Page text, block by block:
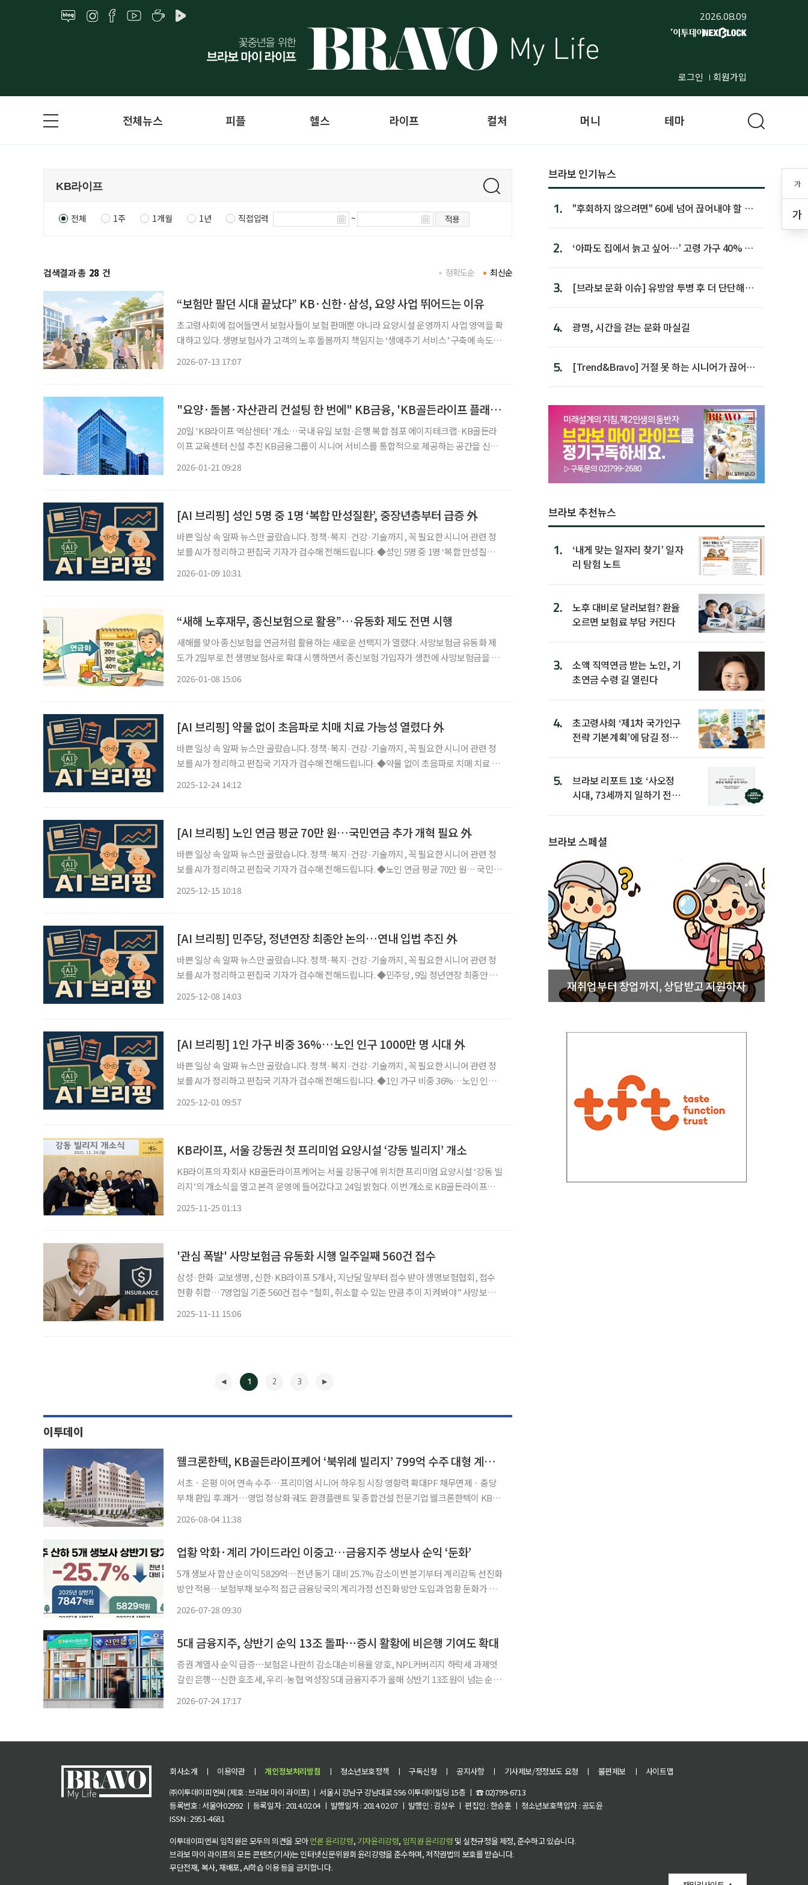
2026.08.09
로그인 회원가입
가
가
전체뉴스 피플 헬스 라이프 컬처 머니 테마
전체 1주 1개월 1년 직접입력 ~ 적용
검색결과 총 28 건 최신순
정확도순
“보험만 팔던 시대 끝났다” KB·신한·삼성, 요양 사업 뛰어드는 이유
초고령사회에 접어들면서 보험사들이 보험 판매뿐 아니라 요양시설 운영까지 사업 영역을 확
대하고 있다. 생명보험사가 고객의 노후 돌봄까지 책임지는 ‘생애주기 서비스’ 구축에 속도를
2026-07-13 17:07
"요양·돌봄·자산관리 컨설팅 한 번에" KB금융, 'KB골든라이프 플래그십 센터' 오픈
20일 'KB라이프 역삼센터' 개소…국내 유일 보험·은행 복합 점포 에이지테크랩·KB골든라
이프 교육센터 신설 추진 KB금융그룹이 시니어 서비스를 통합적으로 제공하는 공간을 신설
2026-01-21 09:28
[AI 브리핑] 성인 5명 중 1명 ‘복합 만성질환’, 중장년층부터 급증 外
바쁜 일상 속 알짜 뉴스만 골랐습니다. 정책·복지·건강·기술까지, 꼭 필요한 시니어 관련 정
보를 AI가 정리하고 편집국 기자가 검수해 전해드립니다. ◆성인 5명 중 1명 ‘복합 만성질환’,
2026-01-09 10:31
“새해 노후재무, 종신보험으로 활용”…유동화 제도 전면 시행
새해를 맞아 종신보험을 연금처럼 활용하는 새로운 선택지가 열렸다. 사망보험금 유동화 제
도가 2일부로 전 생명보험사로 확대 시행하면서 종신보험 가입자가 생전에 사망보험금을 일
2026-01-08 15:06
[AI 브리핑] 약물 없이 초음파로 치매 치료 가능성 열렸다 外
바쁜 일상 속 알짜 뉴스만 골랐습니다. 정책·복지·건강·기술까지, 꼭 필요한 시니어 관련 정
보를 AI가 정리하고 편집국 기자가 검수해 전해드립니다. ◆약물 없이 초음파로 치매 치료 가
2025-12-24 14:12
[AI 브리핑] 노인 연금 평균 70만 원…국민연금 추가 개혁 필요 外
바쁜 일상 속 알짜 뉴스만 골랐습니다. 정책·복지·건강·기술까지, 꼭 필요한 시니어 관련 정
보를 AI가 정리하고 편집국 기자가 검수해 전해드립니다. ◆노인 연금 평균 70만 원… 국민연
2025-12-15 10:18
[AI 브리핑] 민주당, 정년연장 최종안 논의…연내 입법 추진 外
바쁜 일상 속 알짜 뉴스만 골랐습니다. 정책·복지·건강·기술까지, 꼭 필요한 시니어 관련 정
보를 AI가 정리하고 편집국 기자가 검수해 전해드립니다. ◆민주당, 9일 정년연장 최종안 논
2025-12-08 14:03
[AI 브리핑] 1인 가구 비중 36%…노인 인구 1000만 명 시대 外
바쁜 일상 속 알짜 뉴스만 골랐습니다. 정책·복지·건강·기술까지, 꼭 필요한 시니어 관련 정
보를 AI가 정리하고 편집국 기자가 검수해 전해드립니다. ◆1인 가구 비중 36%…노인 인구
2025-12-01 09:57
KB라이프, 서울 강동권 첫 프리미엄 요양시설 ‘강동 빌리지’ 개소
KB라이프의 자회사 KB골든라이프케어는 서울 강동구에 위치한 프리미엄 요양시설 ‘강동 빌
리지’의 개소식을 열고 본격 운영에 들어갔다고 24일 밝혔다. 이번 개소로 KB골든라이프케
2025-11-25 01:13
'관심 폭발' 사망보험금 유동화 시행 일주일째 560건 접수
삼성·한화·교보생명, 신한·KB라이프 5개사, 지난달 말부터 접수 받아 생명보험협회, 접수
현황 취합…7영업일 기준 560건 접수 “철회, 취소할 수 있는 만큼 추이 지켜봐야” 사망보험
2025-11-11 15:06
1 2 3
이투데이
웰크론한텍, KB골든라이프케어 ‘북위례 빌리지’ 799억 수주 대형 계약 확보…“하반기 실적 개선에 최선”
서초ㆍ은평 이어 연속 수주…프리미엄 시니어 하우징 시장 영향력 확대PF 채무면제ㆍ충당
부채 환입 후 쾌거…영업 정상화 궤도 환경플랜트 및 종합건설 전문기업 웰크론한텍이 KB라
2026-08-04 11:38
업황 악화·계리 가이드라인 이중고…금융지주 생보사 순익 ‘둔화’
5개 생보사 합산 순이익 5829억…전년 동기 대비 25.7% 감소이번 분기부터 계리감독 선진화
방안 적용…보험부채 보수적 접근 금융당국의 계리가정 선진화 방안 도입과 업황 둔화가 맞
2026-07-28 09:30
5대 금융지주, 상반기 순익 13조 돌파⋯증시 활황에 비은행 기여도 확대
증권 계열사 순익 급증⋯보험은 나란히 감소대손비용율 양호, NPL커버리지 하락세 과제엇
갈린 은행⋯신한 호조세, 우리·농협 역성장 5대 금융지주가 올해 상반기 13조원이 넘는 순이
2026-07-24 17:17
브라보 인기뉴스
1.
"후회하지 않으려면" 60세 넘어 끊어내야 할 사
2.
‘아파도 집에서 늙고 싶어…’ 고령 가구 40% 노
3.
[브라보 문화 이슈] 유방암 투병 후 더 단단해진
4. 광명, 시간을 걷는 문화 마실길
5.
[Trend&Bravo] 거절 못 하는 시니어가 끊어야
브라보 추천뉴스
1.
‘내게 맞는 일자리 찾기’ 일자
리 탐험 노트
2.
노후 대비로 달러보험? 환율
오르면 보험료 부담 커진다
3.
소액 직역연금 받는 노인, 기
초연금 수령 길 열린다
4.
초고령사회 ‘제1차 국가인구
전략 기본계획’에 담길 정책
5.
브라보 리포트 1호 ‘사오정
시대, 73세까지 일하기 전략’
브라보 스페셜
재취업부터 창업까지, 상담받고 지원하자
회사소개 ㅣ 이용약관 ㅣ 개인정보처리방침 ㅣ 청소년보호정책 ㅣ 구독신청 ㅣ 공지사항 ㅣ 기사제보/정정보도 요청 ㅣ 불편제보 ㅣ
사이트맵
㈜이투데이피엔씨 (제호 : 브라보 마이 라이프) ㅣ 서울시 강남구 강남대로 556 이투데이빌딩 15층 ㅣ ☎ 02)799-6713
등록번호 : 서울아02992 ㅣ 등록일자 : 2014.02.04 ㅣ 발행일자 : 2014.02.07 ㅣ 발행인 : 김상우 ㅣ 편집인 : 한승훈 ㅣ 청소년보호책임자 : 공도윤
ISSN : 2951-4681
이투데이피엔씨 임직원은 모두의 의견을 모아언론 윤리강령, 기자윤리강령, 임직원 윤리강령 및 실천규정을 제정, 준수하고 있습니다.
브라보 마이 라이프의 모든 콘텐츠(기사)는 인터넷신문위원회 윤리강령을 준수하며, 저작권법의 보호를 받습니다.
무단전재, 복사, 재배포, AI학습 이용 등을 금지합니다.